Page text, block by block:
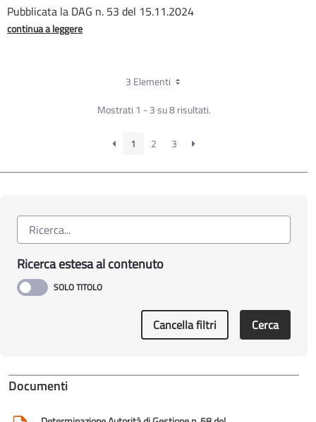
Pubblicata la DAG n. 53 del 15.11.2024
continua a leggere
3 Elementi
Mostrati 1 - 3 su 8 risultati.
1 2 3
Ricerca estesa al contenuto
Cancella filtri Cerca
Documenti